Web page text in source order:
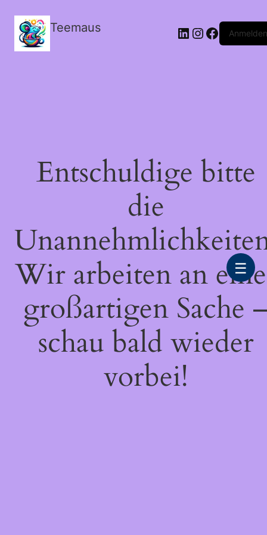
Teemaus LinkedIn
Instagram
FacebookAnmelden
Entschuldige bitte
die
Wir arbeiten an
großartigen Sache
schau bald wieder
vorbei!
☰